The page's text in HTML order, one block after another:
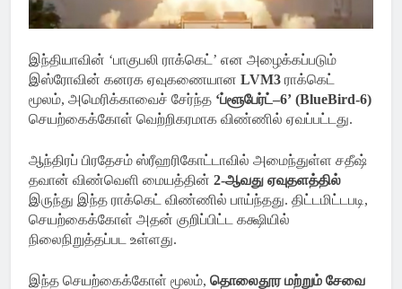
இந்தியாவின் ‘பாகுபலி ராக்கெட்’ என அழைக்கப்படும்
இஸ்ரோவின் கனரக ஏவுகணையான LVM3 ராக்கெட்
மூலம், அமெரிக்காவைச் சேர்ந்த ‘ப்ளூபேர்ட்–6’ (BlueBird-6)
செயற்கைக்கோள் வெற்றிகரமாக விண்ணில் ஏவப்பட்டது.
ஆந்திரப் பிரதேசம் ஸ்ரீஹரிகோட்டாவில் அமைந்துள்ள சதீஷ்
தவான் விண்வெளி மையத்தின் 2-ஆவது ஏவுதளத்தில்
இருந்து இந்த ராக்கெட் விண்ணில் பாய்ந்தது. திட்டமிட்டபடி,
செயற்கைக்கோள் அதன் குறிப்பிட்ட கக்ஷியில்
நிலைநிறுத்தப்பட உள்ளது.
இந்த செயற்கைக்கோள் மூலம், தொலைதூர மற்றும் சேவை